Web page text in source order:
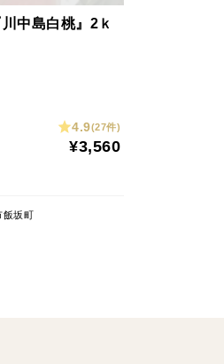
ん）
フルーツキャップに入れてのご
る割れ、小玉などが入ったも
自宅用にどうぞ！
。
中島白桃』2ｋ
4.9(27件)
¥3,560
飯坂町